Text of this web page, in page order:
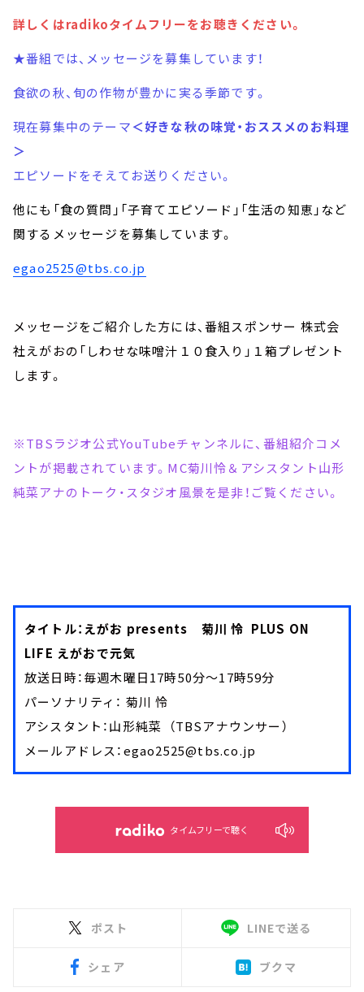
詳しくはradikoタイムフリーをお聴きください。
★番組では、メッセージを募集しています！
食欲の秋、旬の作物が豊かに実る季節です。
現在募集中のテーマ＜好きな秋の味覚・おススメのお料理
＞
エピソードをそえてお送りください。
他にも「食の質問」「子育てエピソード」「生活の知恵」など
関するメッセージを募集しています。
egao2525@tbs.co.jp
メッセージをご紹介した方には、番組スポンサー 株式会
社えがおの「しわせな味噌汁１０食入り」１箱プレゼント
します。
※TBSラジオ公式YouTubeチャンネルに、番組紹介コメ
ントが掲載されています。MC菊川怜＆アシスタント山形
純菜アナのトーク・スタジオ風景を是非！ご覧ください。
タイトル：えがお presents 菊川 怜 PLUS ON
LIFE えがおで元気
放送日時：毎週木曜日17時50分～17時59分
パーソナリティ： 菊川 怜
アシスタント：山形純菜 （TBSアナウンサー）
メールアドレス：egao2525@tbs.co.jp
タイムフリーで聴く
ポスト LINEで送る
シェア ブクマ